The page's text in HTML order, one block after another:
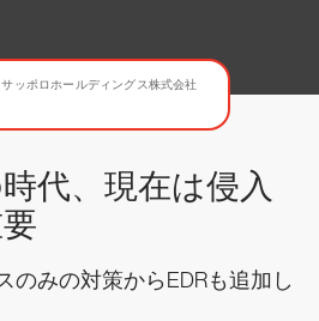
代、現在は侵入
のみの対策からEDRも追加し